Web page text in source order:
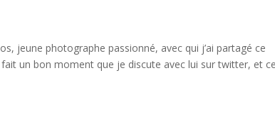
jeune photographe passionné, avec qui j’ai partagé ce
un bon moment que je discute avec lui sur twitter, et